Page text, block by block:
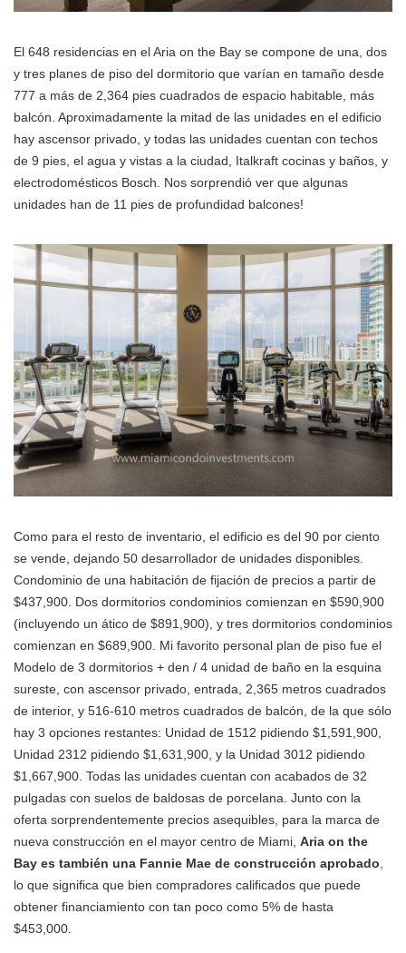
El 648 residencias en el Aria on the Bay se compone de una, dos
y tres planes de piso del dormitorio que varían en tamaño desde
777 a más de 2,364 pies cuadrados de espacio habitable, más
balcón. Aproximadamente la mitad de las unidades en el edificio
hay ascensor privado, y todas las unidades cuentan con techos
de 9 pies, el agua y vistas a la ciudad, Italkraft cocinas y baños, y
electrodomésticos Bosch. Nos sorprendió ver que algunas
unidades han de 11 pies de profundidad balcones!
Como para el resto de inventario, el edificio es del 90 por ciento
se vende, dejando 50 desarrollador de unidades disponibles.
Condominio de una habitación de fijación de precios a partir de
$437,900. Dos dormitorios condominios comienzan en $590,900
(incluyendo un ático de $891,900), y tres dormitorios condominios
comienzan en $689,900. Mi favorito personal plan de piso fue el
Modelo de 3 dormitorios + den / 4 unidad de baño en la esquina
sureste, con ascensor privado, entrada, 2,365 metros cuadrados
de interior, y 516-610 metros cuadrados de balcón, de la que sólo
hay 3 opciones restantes: Unidad de 1512 pidiendo $1,591,900,
Unidad 2312 pidiendo $1,631,900, y la Unidad 3012 pidiendo
$1,667,900. Todas las unidades cuentan con acabados de 32
pulgadas con suelos de baldosas de porcelana. Junto con la
oferta sorprendentemente precios asequibles, para la marca de
nueva construcción en el mayor centro de Miami, Aria on the
Bay es también una Fannie Mae de construcción aprobado,
lo que significa que bien compradores calificados que puede
obtener financiamiento con tan poco como 5% de hasta
$453,000.